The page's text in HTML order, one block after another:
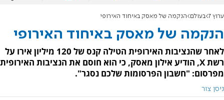
ערוץ 7 בעולם הנקמה של מאסק באיחוד האירופי
הנקמה של מאסק באיחוד האירופי
לאחר שהנציבות האירופית הטילה קנס של 120 מיליון אירו על
רשת X, הודיע אילון מאסק, כי הוא חוסם את הנציבות האירופית
מפרסום: "חשבון הפרסומות שלכם נסגר".
ניסן צור